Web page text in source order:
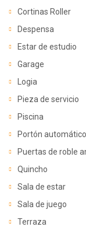
Cortinas Roller
Despensa
Estar de estudio
Garage
Logia
Pieza de servicio
Piscina
Portón automático
Puertas de roble
Quincho
Sala de estar
Sala de juego
Terraza